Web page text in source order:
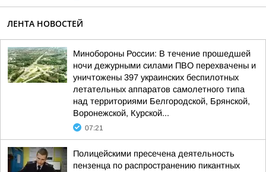
ЛЕНТА НОВОСТЕЙ
Минобороны России: В течение прошедшей
ночи дежурными силами ПВО перехвачены и
уничтожены 397 украинских беспилотных
летательных аппаратов самолетного типа
над территориями Белгородской, Брянской,
Воронежской, Курской...
07:21
Полицейскими пресечена деятельность
пензенца по распространению пикантных